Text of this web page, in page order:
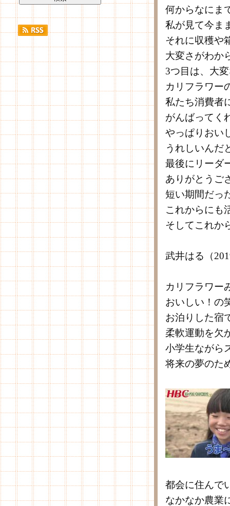
何からなにま
私が見て今ま
それに収穫や
大変さがわか
3つ目は、大
カリフラワー
私たち消費者
がんばってく
やっぱりおい
うれしいんだ
最後にリーダ
ありがとうご
短い期間だっ
これからにも
そしてこれか
武井はる（
カリフラワー
おいしい！の
お泊りした宿
柔軟運動を欠
小学生ながら
将来の夢のた
都会に住んで
なかなか農業